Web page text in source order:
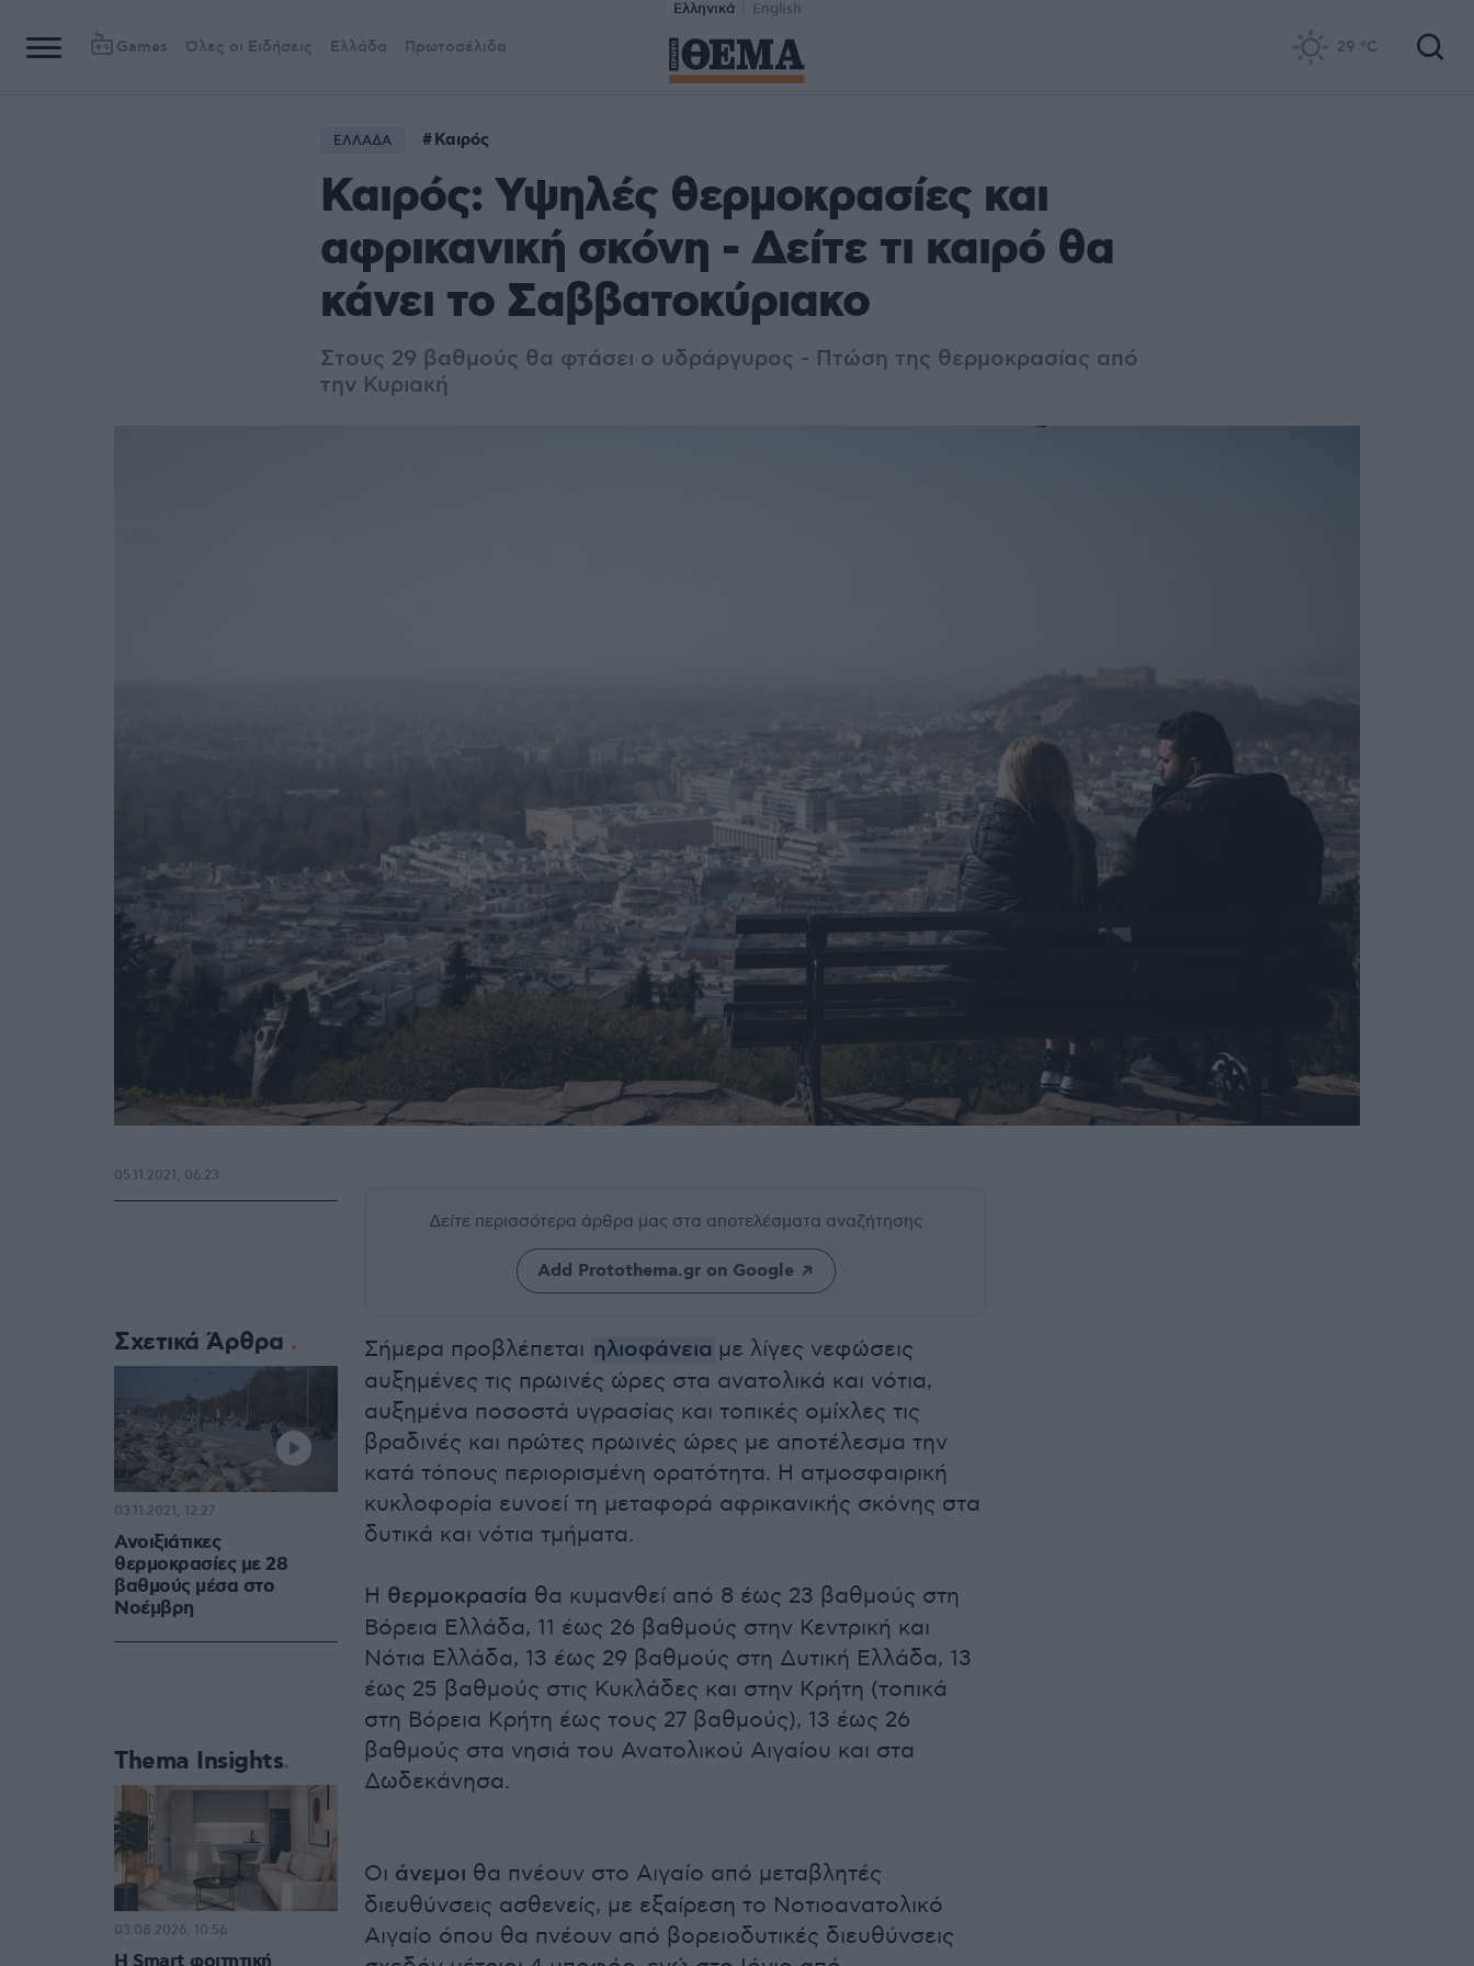
Ελληνικά English
Games Όλες οι Ειδήσεις Ελλάδα Πρωτοσέλιδα 29 °C
ΕΛΛΑΔΑ Καιρός
Καιρός: Υψηλές θερμοκρασίες και
αφρικανική σκόνη - Δείτε τι καιρό θα
κάνει το Σαββατοκύριακο
Στους 29 βαθμούς θα φτάσει ο υδράργυρος - Πτώση της θερμοκρασίας από
την Κυριακή
Δείτε περισσότερα άρθρα μας στα αποτελέσματα αναζήτησης
Add Protothema.gr on Google
Σήμερα προβλέπεται ηλιοφάνεια με λίγες νεφώσεις
αυξημένες τις πρωινές ώρες στα ανατολικά και νότια,
αυξημένα ποσοστά υγρασίας και τοπικές ομίχλες τις
βραδινές και πρώτες πρωινές ώρες με αποτέλεσμα την
κατά τόπους περιορισμένη ορατότητα. Η ατμοσφαιρική
κυκλοφορία ευνοεί τη μεταφορά αφρικανικής σκόνης στα
δυτικά και νότια τμήματα.
Η θερμοκρασία θα κυμανθεί από 8 έως 23 βαθμούς στη
Βόρεια Ελλάδα, 11 έως 26 βαθμούς στην Κεντρική και
Νότια Ελλάδα, 13 έως 29 βαθμούς στη Δυτική Ελλάδα, 13
έως 25 βαθμούς στις Κυκλάδες και στην Κρήτη (τοπικά
στη Βόρεια Κρήτη έως τους 27 βαθμούς), 13 έως 26
βαθμούς στα νησιά του Ανατολικού Αιγαίου και στα
Δωδεκάνησα.
Οι άνεμοι θα πνέουν στο Αιγαίο από μεταβλητές
διευθύνσεις ασθενείς, με εξαίρεση το Νοτιοανατολικό
Αιγαίο όπου θα πνέουν από βορειοδυτικές διευθύνσεις
05.11.2021, 06:23
Σχετικά Άρθρα
Ανοιξιάτικες
θερμοκρασίες με 28
βαθμούς μέσα στο
Νοέμβρη
03.11.2021, 12:27
Thema Insights
03.08.2026, 10:56